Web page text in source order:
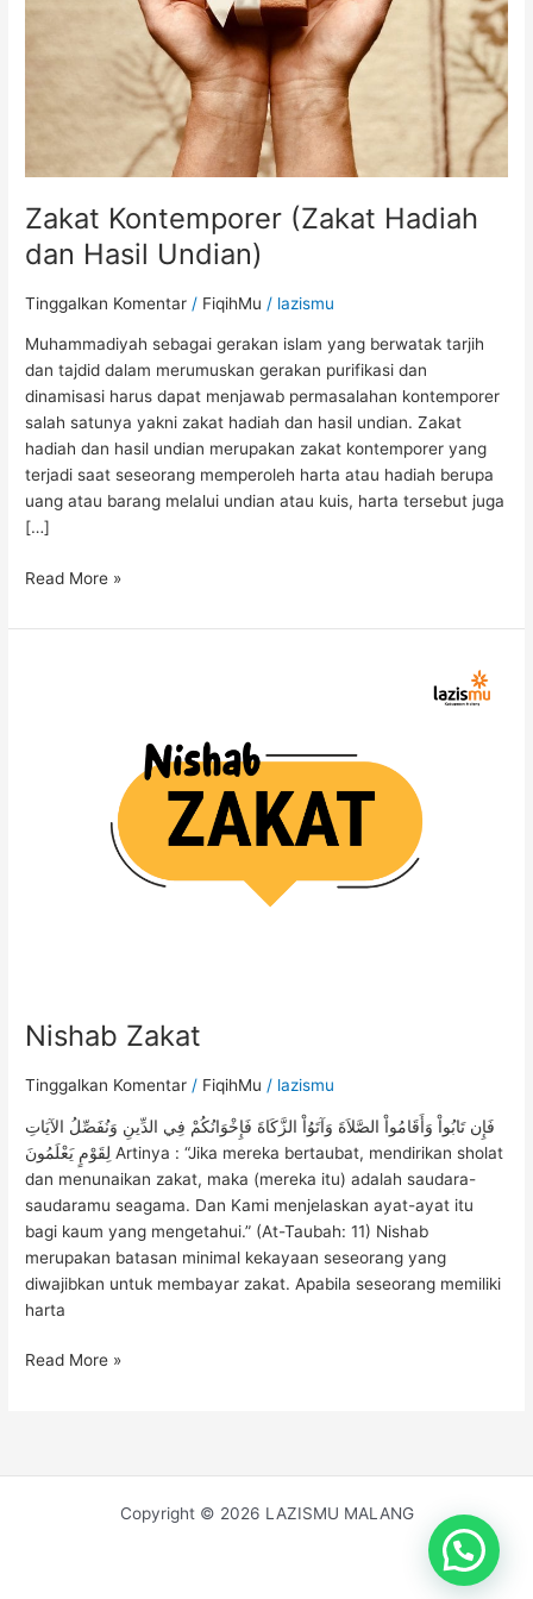
Zakat Kontemporer (Zakat Hadiah
dan Hasil Undian)
Tinggalkan Komentar / FiqihMu / lazismu
Muhammadiyah sebagai gerakan islam yang berwatak tarjih
dan tajdid dalam merumuskan gerakan purifikasi dan
dinamisasi harus dapat menjawab permasalahan kontemporer
salah satunya yakni zakat hadiah dan hasil undian. Zakat
hadiah dan hasil undian merupakan zakat kontemporer yang
terjadi saat seseorang memperoleh harta atau hadiah berupa
uang atau barang melalui undian atau kuis, harta tersebut juga
[…]
Read More »
Nishab Zakat
Tinggalkan Komentar / FiqihMu / lazismu
فَإِن تَابُواْ وَأَقَامُواْ الصَّلاَةَ وَآتَوُاْ الزَّكَاةَ فَإِخْوَانُكُمْ فِي الدِّينِ وَنُفَصِّلُ الآيَاتِ
لِقَوْمٍ يَعْلَمُونَ Artinya : “Jika mereka bertaubat, mendirikan sholat
dan menunaikan zakat, maka (mereka itu) adalah saudara-
saudaramu seagama. Dan Kami menjelaskan ayat-ayat itu
bagi kaum yang mengetahui.” (At-Taubah: 11) Nishab
merupakan batasan minimal kekayaan seseorang yang
diwajibkan untuk membayar zakat. Apabila seseorang memiliki
harta
Read More »
Copyright © 2026 LAZISMU MALANG